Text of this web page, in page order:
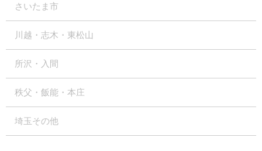
さいたま市
川越・志木・東松山
所沢・入間
秩父・飯能・本庄
埼玉その他